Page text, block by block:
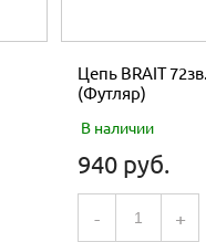
Цепь BRAIT
(Футляр)
В наличии
940 руб.
- +